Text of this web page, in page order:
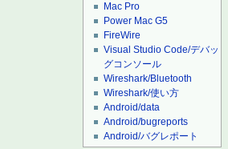
Mac Pro
Power Mac G5
FireWire
Visual Studio Code/デバッ
グコンソール
Wireshark/Bluetooth
Wireshark/使い方
Android/data
Android/bugreports
Android/バグレポート